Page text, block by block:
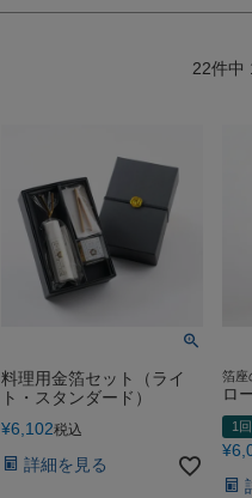
22件中
料理用金箔セット（ライ
ト・スタンダード）
¥6,102税込
詳細を見る
箔座
ロ
1
¥